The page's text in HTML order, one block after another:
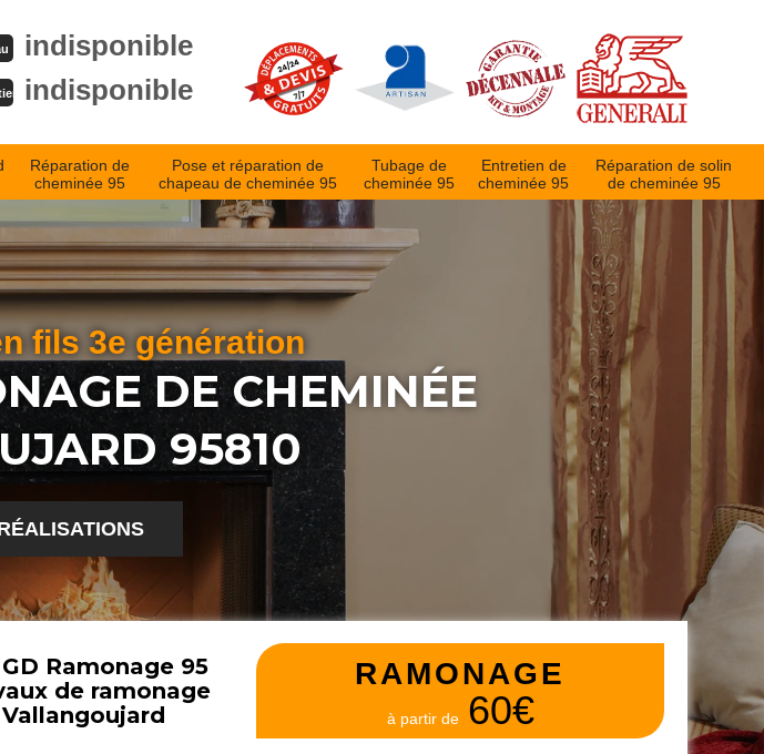
indisponible
indisponible
Réparation de
cheminée 95
Pose et réparation de
chapeau de cheminée 95
Tubage de
cheminée 95
Entretien de
cheminée 95
Réparation de solin
de cheminée 95
fils 3e génération
DE CHEMINÉE
95810
Ramonage 95
de ramonage
RAMONAGE
à partir de 60€